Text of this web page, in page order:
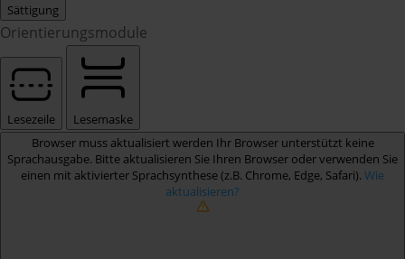
Sättigung
Orientierungsmodule
Lesezeile
Lesemaske
Browser muss aktualisiert werden Ihr Browser unterstützt keine
Sprachausgabe. Bitte aktualisieren Sie Ihren Browser oder verwenden Sie
einen mit aktivierter Sprachsynthese (z.B. Chrome, Edge, Safari). Wie
aktualisieren?